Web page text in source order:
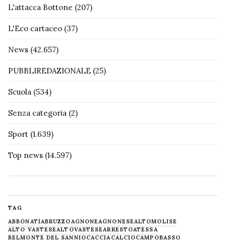
L'attacca Bottone (207)
L'Eco cartaceo (37)
News (42.657)
PUBBLIREDAZIONALE (25)
Scuola (534)
Senza categoria (2)
Sport (1.639)
Top news (14.597)
TAG
ABBONATIABRUZZOAGNONEAGNONESEALTOMOLISE
ALTO VASTESEALTOVASTESEARRESTOATESSA
BELMONTE DEL SANNIOCACCIACALCIOCAMPOBASSO